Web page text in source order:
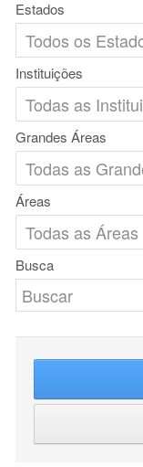
Estados
Instituições
Grandes Áreas
Áreas
Busca